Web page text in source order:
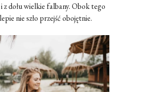
z dołu wielkie falbany. Obok tego
nie szło przejść obojętnie.